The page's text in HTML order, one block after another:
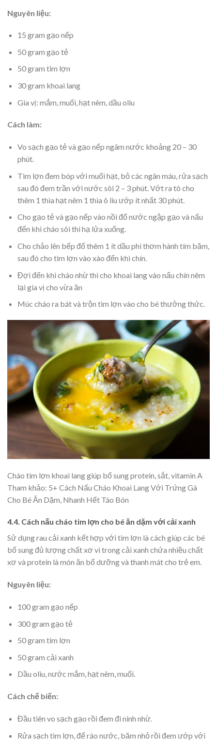
Nguyên liệu:
15 gram gạo nếp
50 gram gạo tẻ
50 gram tim lợn
30 gram khoai lang
Gia vị: mắm, muối, hạt nêm, dầu oliu
Cách làm:
Vo sạch gạo tẻ và gạo nếp ngâm nước khoảng 20 – 30
phút.
Tim lợn đem bóp với muối hạt, bỏ các ngân máu, rửa sạch
sau đó đem trần với nước sôi 2 – 3 phút. Vớt ra tô cho
thêm 1 thìa hạt nêm 1 thìa ô liu ướp ít nhất 30 phút.
Cho gạo tẻ và gạo nếp vào nồi đổ nước ngập gạo và nấu
đến khi cháo sôi thi hạ lửa xuống.
Cho chảo lên bếp đổ thêm 1 ít dầu phi thơm hành tím băm,
sau đó cho tim lợn vào xào đến khi chín.
Đợi đến khi cháo nhừ thì cho khoai lang vào nấu chín nêm
lại gia vị cho vừa ăn
Múc cháo ra bát và trộn tim lợn vào cho bé thưởng thức.
Cháo tim lợn khoai lang giúp bổ sung protein, sắt, vitamin A
Tham khảo: 5+ Cách Nấu Cháo Khoai Lang Với Trứng Gà
Cho Bé Ăn Dặm, Nhanh Hết Táo Bón
4.4. Cách nấu cháo tim lợn cho bé ăn dặm với cải xanh
Sử dụng rau cải xanh kết hợp với tim lợn là cách giúp các bé
bổ sung đủ lượng chất xơ vì trong cải xanh chứa nhiều chất
xơ và protein là món ăn bổ dưỡng và thanh mát cho trẻ em.
Nguyên liệu:
100 gram gạo nếp
300 gram gạo tẻ
50 gram tim lợn
50 gram cải xanh
Dầu oliu, nước mắm, hạt nêm, muối.
Cách chế biến:
Đầu tiên vo sạch gạo rồi đem đi ninh nhừ.
Rửa sạch tim lợn, để ráo nước, băm nhỏ rồi đem ướp với